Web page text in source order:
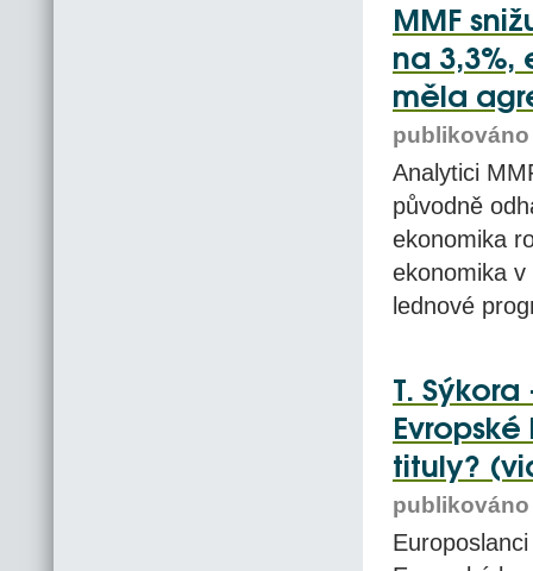
MMF
na 3,3%,
měla
publikováno
Analytici
původně
ekonomika
ekonomika
lednové
T.
tituly?
publikováno